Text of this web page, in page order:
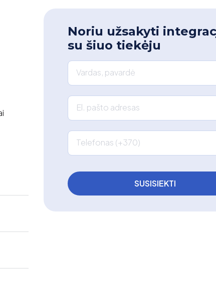
Noriu užsakyti
su šiuo tiekėju
Vardas, pavardė
El. pašto adresas
Telefonas (+370)